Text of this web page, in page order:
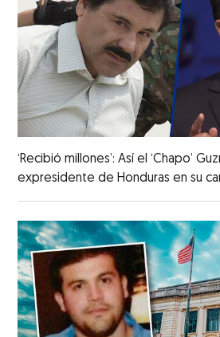
‘Recibió millones’: Así el ‘Chapo’
expresidente de Honduras en su